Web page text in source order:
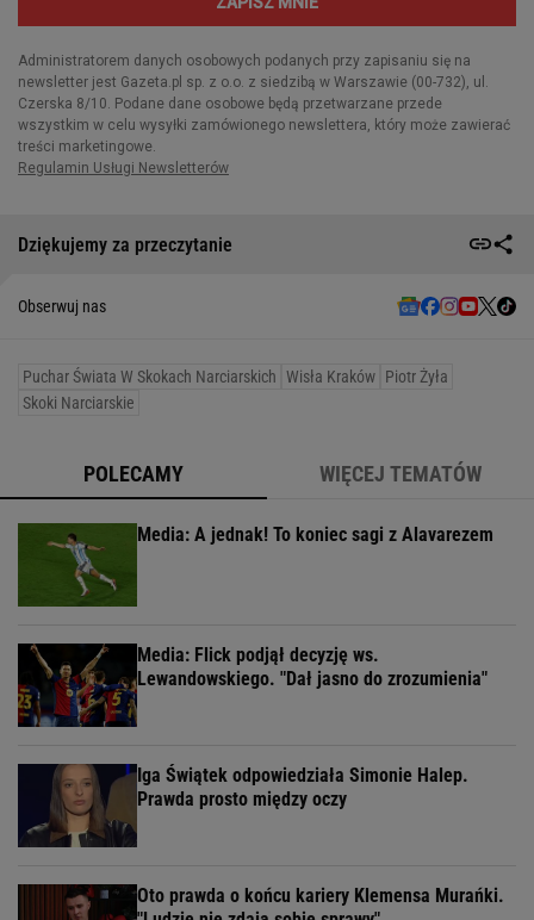
Dziękujemy za przeczytanie
Obserwuj nas
Puchar Świata W Skokach Narciarskich Wisła Kraków Piotr Żyła
Skoki Narciarskie
POLECAMY WIĘCEJ TEMATÓW
Media: A jednak! To koniec sagi z Alavarezem
Media: Flick podjął decyzję ws.
Lewandowskiego. "Dał jasno do zrozumienia"
Iga Świątek odpowiedziała Simonie Halep.
Prawda prosto między oczy
Oto prawda o końcu kariery Klemensa Murańki.